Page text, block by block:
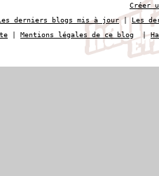
Créer
derniers blogs mis à jour | Les
| Mentions légales de ce blog |